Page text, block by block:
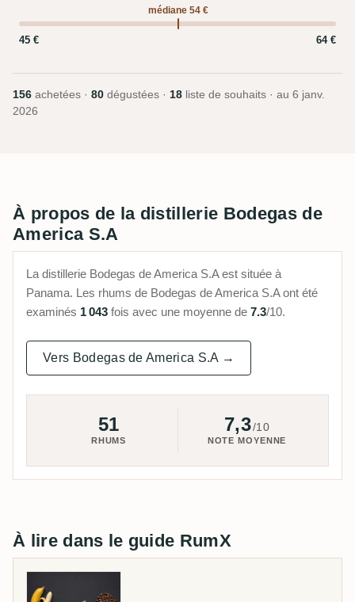
médiane 54 €
45 € 64 €
156 achetées · 80 dégustées · 18 liste de souhaits · au 6 janv.
2026
À propos de la distillerie Bodegas de
America S.A
La distillerie Bodegas de America S.A est située à
Panama. Les rhums de Bodegas de America S.A ont été
examinés 1 043 fois avec une moyenne de 7.3/10.
Vers Bodegas de America S.A →
51
RHUMS
7,3/10
NOTE MOYENNE
À lire dans le guide RumX